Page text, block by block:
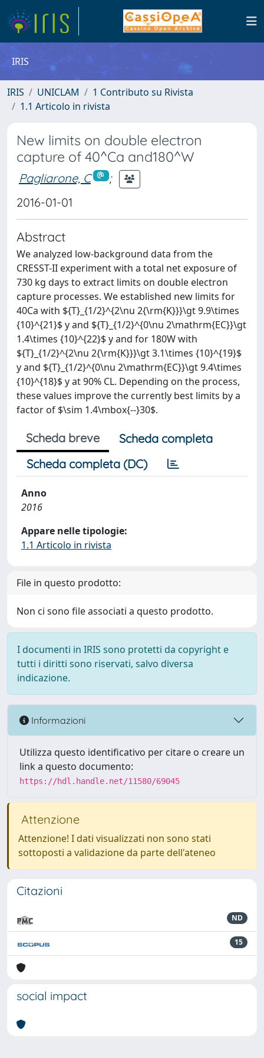
IRIS
IRIS UNICLAM
1 Contributo su Rivista
1.1 Articolo in rivista
New limits on double electron
capture of 40^Ca and180^W
Pagliarone, C
;
2016-01-01
Abstract
We analyzed low-background data from the
CRESST-II experiment with a total net exposure of
730 kg days to extract limits on double electron
capture processes. We established new limits for
40Ca with ${T}_{1/2}^{2\nu 2{\rm{K}}}\gt 9.9\times
{10}^{21}$ y and ${T}_{1/2}^{0\nu 2\mathrm{EC}}\gt
1.4\times {10}^{22}$ y and for 180W with
${T}_{1/2}^{2\nu 2{\rm{K}}}\gt 3.1\times {10}^{19}$
y and ${T}_{1/2}^{0\nu 2\mathrm{EC}}\gt 9.4\times
{10}^{18}$ y at 90% CL. Depending on the process,
these values improve the currently best limits by a
factor of $\sim 1.4\mbox{--}30$.
Scheda breve
Scheda completa
Scheda completa (DC)
Anno
2016
Appare nelle tipologie:
1.1 Articolo in rivista
File in questo prodotto:
Non ci sono file associati a questo prodotto.
I documenti in IRIS sono protetti da copyright e
tutti i diritti sono riservati, salvo diversa
indicazione.
Informazioni
Utilizza questo identificativo per citare o creare un
link a questo documento:
https://hdl.handle.net/11580/69045
Attenzione
Attenzione! I dati visualizzati non sono stati
sottoposti a validazione da parte dell'ateneo
Citazioni
ND
15
social impact